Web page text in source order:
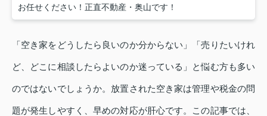
お任せください！正直不動産・奥山です！
「空き家をどうしたら良いのか分からない」「売りたいけれ
ど、どこに相談したらよいのか迷っている」と悩む方も多い
のではないでしょうか。放置された空き家は管理や税金の問
題が発生しやすく、早めの対応が肝心です。この記事では、